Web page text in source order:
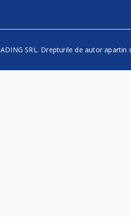
SRL. Drepturile de autor apartin